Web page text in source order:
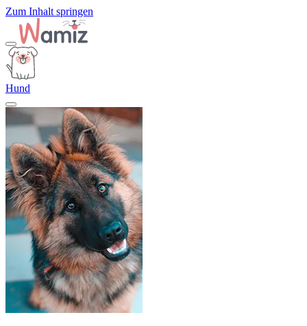
Zum Inhalt springen
Hund